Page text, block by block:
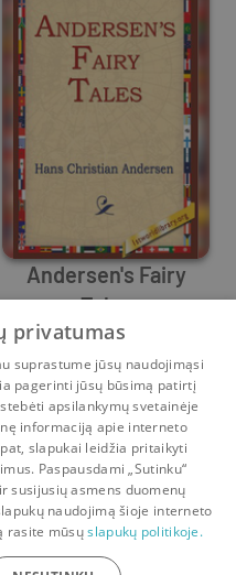
Andersen's Fairy
Tales
Hans Christian Andersen
0 0
2
Pranešimai Paskyra
privatumas
suprastume jūsų naudojimąsi
pagerinti jūsų būsimą patirtį
apsilankymų svetainėje
informaciją apie interneto
slapukai leidžia pritaikyti
Paspausdami „Sutinku“
susijusių asmens duomenų
naudojimą šioje interneto
rasite mūsųslapukų politikoje.